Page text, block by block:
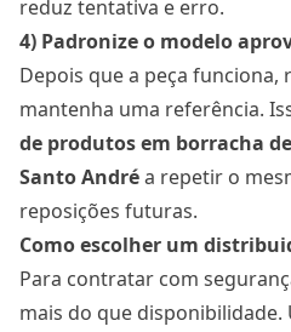
reduz tentativa e erro.
4) Padronize o modelo
Depois que a peça funciona,
mantenha uma referência.
de produtos em borracha
Santo Andréa repetir o
reposições futuras.
Como escolher um
Para contratar com
mais do que disponibilidade.